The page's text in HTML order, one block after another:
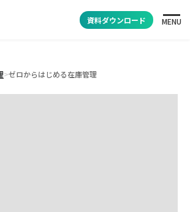
資料ダウンロード MENU
>ゼロからはじめる在庫管理